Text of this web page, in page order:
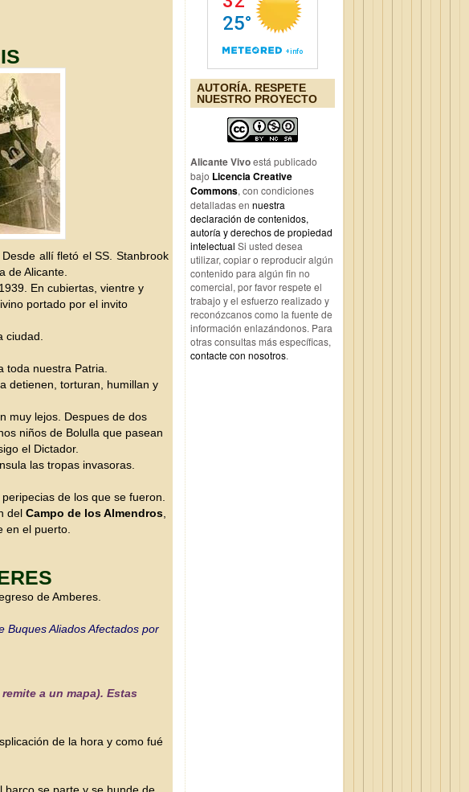
allí fletó el SS. Stanbrook
de Alicante.
En cubiertas, vientre y
portado por el invito
ciudad.
nuestra Patria.
detienen, torturan, humillan y
muy lejos. Despues de dos
niños de Bolulla que pasean
el Dictador.
las tropas invasoras.
de los que se fueron.
del Campo de los Almendros
en el puerto.
de Amberes.
Buques Aliados Afectados por
a un mapa). Estas
de la hora y como fué
AUTORÍA. RESPETE
NUESTRO PROYECTO
Alicante Vivoestá publicado
bajo Licencia Creative
Commons, con condiciones
detalladas en nuestra
declaración de contenidos,
autoría y derechos de propiedad
intelectual Si usted desea
utilizar, copiar o reproducir algún
contenido para algún fin no
comercial, por favor respete el
trabajo y el esfuerzo realizado y
reconózcanos como la fuente de
información enlazándonos. Para
otras consultas más específicas,
contacte con nosotros.